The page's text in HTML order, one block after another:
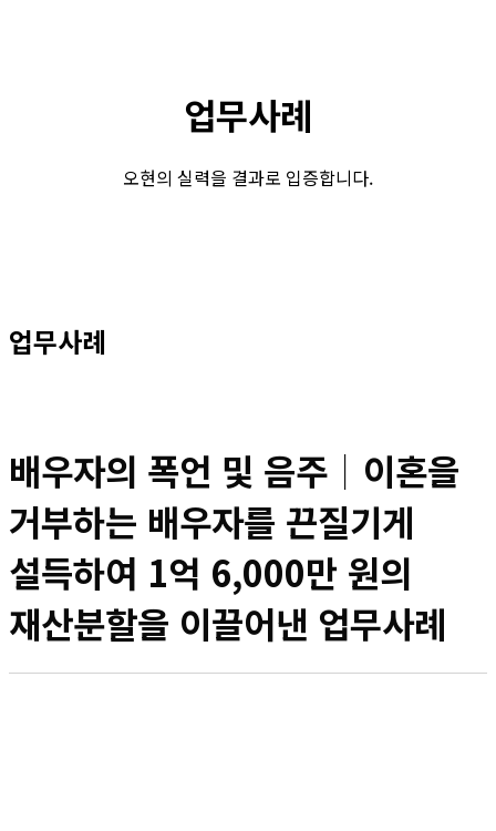
업무사례
오현의 실력을 결과로 입증합니다.
업무사례
배우자의 폭언 및 음주│이혼을
거부하는 배우자를 끈질기게
설득하여 1억 6,000만 원의
재산분할을 이끌어낸 업무사례